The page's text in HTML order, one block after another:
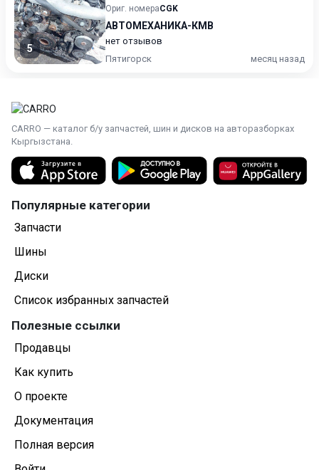
5
Ориг. номераCGK
АВТОМЕХАНИКА-КМВ
нет отзывов
Пятигорск
месяц назад
CARRO — каталог б/у запчастей, шин и дисков на авторазборках
Кыргызстана.
Популярные категории
Запчасти
Шины
Диски
Список избранных запчастей
Полезные ссылки
Продавцы
Как купить
О проекте
Документация
Полная версия